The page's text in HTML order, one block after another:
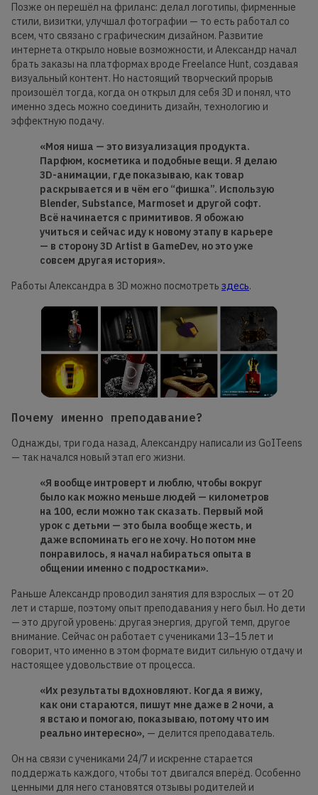
Позже он перешёл на фриланс: делал логотипы, фирменные
стили, визитки, улучшал фотографии — то есть работал со
всем, что связано с графическим дизайном. Развитие
интернета открыло новые возможности, и Александр начал
брать заказы на платформах вроде Freelance Hunt, создавая
визуальный контент. Но настоящий творческий прорыв
произошёл тогда, когда он открыл для себя 3D и понял, что
именно здесь можно соединить дизайн, технологию и
эффектную подачу.
«Моя ниша — это визуализация продукта.
Парфюм, косметика и подобные вещи. Я делаю
3D-анимации, где показываю, как товар
раскрывается и в чём его “фишка”. Использую
Blender, Substance, Marmoset и другой софт.
Всё начинается с примитивов. Я обожаю
учиться и сейчас иду к новому этапу в карьере
— в сторону 3D Artist в GameDev, но это уже
совсем другая история».
Работы Александра в 3D можно посмотреть здесь.
Почему именно преподавание?
Однажды, три года назад, Александру написали из GoITeens
— так начался новый этап его жизни.
«Я вообще интроверт и люблю, чтобы вокруг
было как можно меньше людей — километров
на 100, если можно так сказать. Первый мой
урок с детьми — это была вообще жесть, и
даже вспоминать его не хочу. Но потом мне
понравилось, я начал набираться опыта в
общении именно с подростками».
Раньше Александр проводил занятия для взрослых — от 20
лет и старше, поэтому опыт преподавания у него был. Но дети
— это другой уровень: другая энергия, другой темп, другое
внимание. Сейчас он работает с учениками 13–15 лет и
говорит, что именно в этом формате видит сильную отдачу и
настоящее удовольствие от процесса.
«Их результаты вдохновляют. Когда я вижу,
как они стараются, пишут мне даже в 2 ночи, а
я встаю и помогаю, показываю, потому что им
реально интересно», — делится преподаватель.
Он на связи с учениками 24/7 и искренне старается
поддержать каждого, чтобы тот двигался вперёд. Особенно
ценными для него становятся отзывы родителей и